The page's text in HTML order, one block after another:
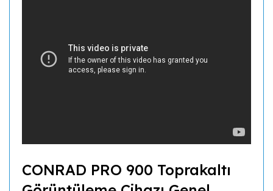
CONRAD PRO 900 Toprakaltı